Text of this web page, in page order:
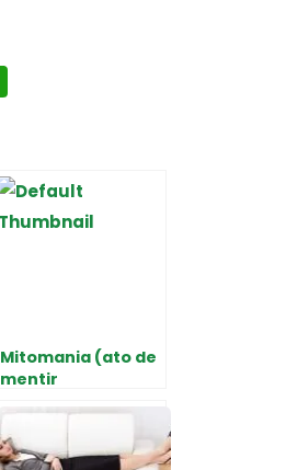
Mitomania (ato de
mentir
Como acontece?